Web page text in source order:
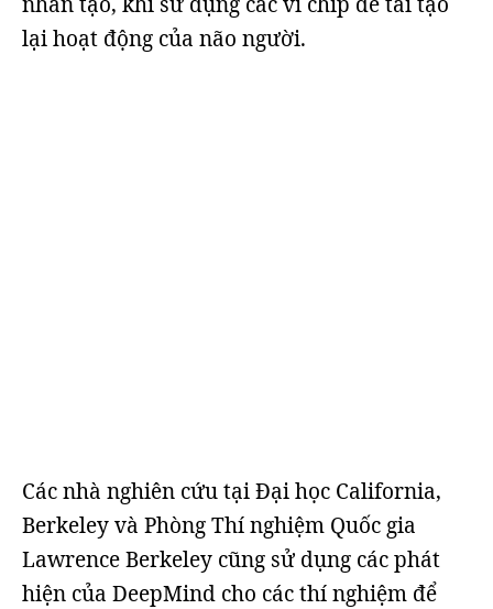
lại hoạt động của não người.
Các nhà nghiên cứu tại Đại học California,
Berkeley và Phòng Thí nghiệm Quốc gia
Lawrence Berkeley cũng sử dụng các phát
hiện của DeepMind cho các thí nghiệm để